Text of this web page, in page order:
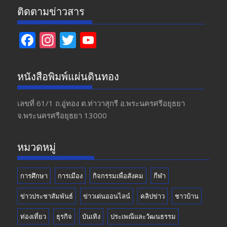
ติดตามข่าวสาร
F
e
b
o
o
In
a
gr
a
m
T
itt
er
u
T
u
b
หนังสือพิมพ์แผ่นดินทอง
เลขที่ 61/1 ถ.อู่ทอง​ ต.​ท่าวาสุกรี​ อ.พระนครศรีอยุธยา​
จ.พระนครศรีอยุธยา 13000
หมวดหมู่
การศึกษา การเมือง กิจกรรมเพื่อสังคม กีฬา
ข่าวประชาสัมพันธ์ ข่าวเด่นออนไลน์ คลิปข่าว ชาวบ้าน
ท่องเที่ยว ธุรกิจ บันเทิง ประเพณีและวัฒนธรรม